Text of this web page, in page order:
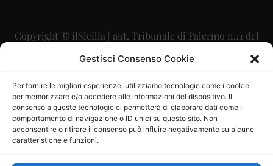
Gestisci Consenso Cookie
Per fornire le migliori esperienze, utilizziamo tecnologie come i cookie
per memorizzare e/o accedere alle informazioni del dispositivo. Il
consenso a queste tecnologie ci permetterà di elaborare dati come il
comportamento di navigazione o ID unici su questo sito. Non
acconsentire o ritirare il consenso può influire negativamente su alcune
caratteristiche e funzioni.
Copyright © ilSicilia | aut. Tribunale di Palermo n.11 del
29/09/2015
Direttore Editoriale: Maurizio Scaglione
Direttore Responsabile: Maria Calabrese